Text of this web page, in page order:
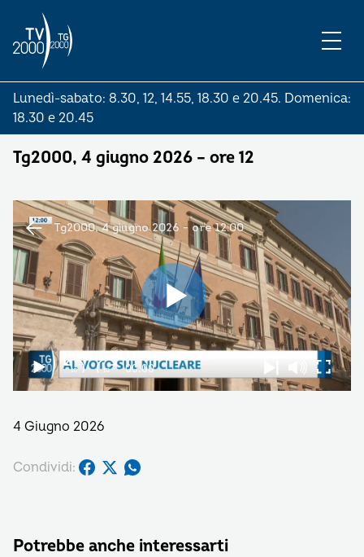
Lunedì-sabato: 8.30, 12, 14.55, 18.30 e 20.45. Domenica:
18.30 e 20.45
Tg2000, 4 giugno 2026 – ore 12
4 Giugno 2026
Condividi:
Potrebbe anche interessarti